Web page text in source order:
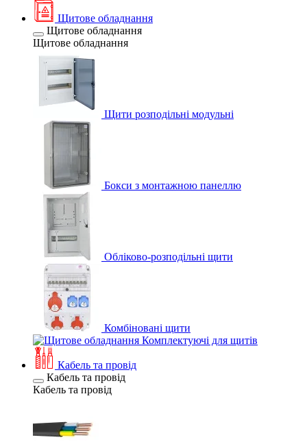
Щитове обладнання
Щитове обладнання
Щитове обладнання
Щити розподільні модульні
Бокси з монтажною панеллю
Обліково-розподільні щити
Комбіновані щити
Комплектуючі для щитів
Кабель та провід
Кабель та провід
Кабель та провід